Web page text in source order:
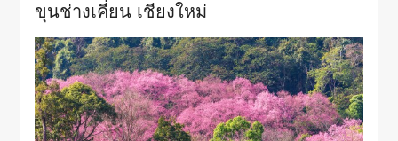
ขุนช่างเคี่ยน เชียงใหม่